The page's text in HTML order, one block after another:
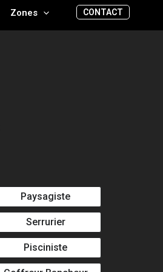
Zones CONTACT
Paysagiste
Serrurier
Pisciniste